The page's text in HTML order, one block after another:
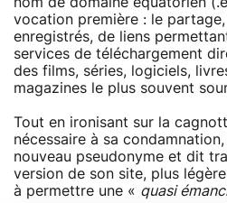
vocation première : le
enregistrés, de liens
services de téléchargement
des films, séries, logiciels,
magazines le plus souvent
Tout en ironisant sur la
nécessaire à sa
nouveau pseudonyme et dit
version de son site, plus
à permettre une « quasi